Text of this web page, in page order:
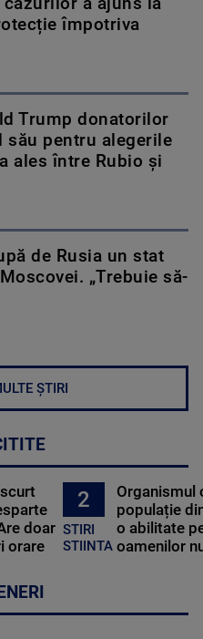
împotriva
Trump donatorilor
său pentru alegerile
ales între Rubio și
de Rusia un stat
„Trebuie să-
ȘTIRI
doar
orare
2
STIRI
STIINTA
Organismul
populație
o abilitate
oamenilor